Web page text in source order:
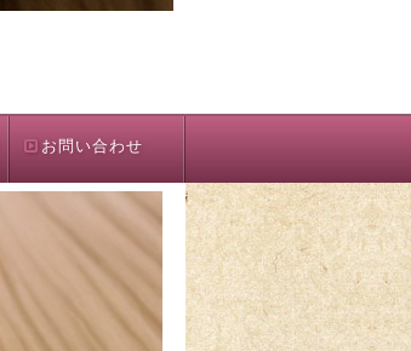
お問い合わせ